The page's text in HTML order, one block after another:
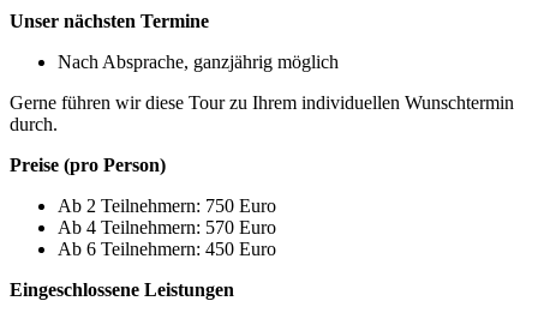
Unser nächsten Termine
Nach Absprache, ganzjährig möglich
Gerne führen wir diese Tour zu Ihrem individuellen Wunschtermin
durch.
Preise (pro Person)
Ab 2 Teilnehmern: 750 Euro
Ab 4 Teilnehmern: 570 Euro
Ab 6 Teilnehmern: 450 Euro
Eingeschlossene Leistungen